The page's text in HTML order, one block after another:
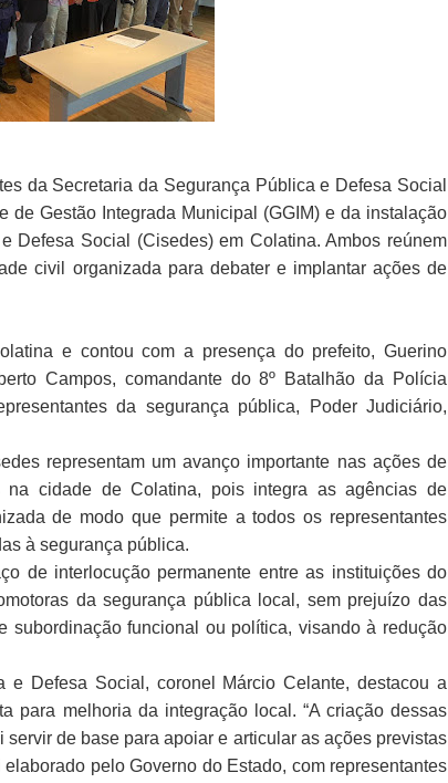
da Secretaria da Segurança Pública e Defesa Social
de Gestão Integrada Municipal (GGIM) e da instalação
Defesa Social (Cisedes) em Colatina. Ambos reúnem
civil organizada para debater e implantar ações de
e contou com a presença do prefeito, Guerino
Campos, comandante do 8º Batalhão da Polícia
da segurança pública, Poder Judiciário,
representam um avanço importante nas ações de
na cidade de Colatina, pois integra as agências de
de modo que permite a todos os representantes
à segurança pública.
de interlocução permanente entre as instituições do
da segurança pública local, sem prejuízo das
subordinação funcional ou política, visando à redução
Defesa Social, coronel Márcio Celante, destacou a
para melhoria da integração local. “A criação dessas
de base para apoiar e articular as ações previstas
pelo Governo do Estado, com representantes